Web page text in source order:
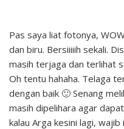
Pas saya liat fotonya,
dan biru. Bersiiiiih sekali.
masih terjaga dan terlihat
Oh tentu hahaha. Telaga
dengan baik 🙂 Senang
masih dipelihara agar
kalau Arga kesini lagi, wajib